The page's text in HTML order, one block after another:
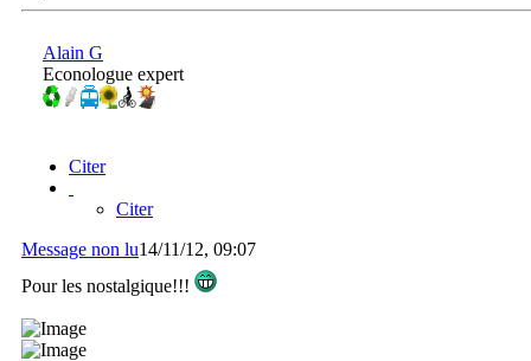
Alain G
Econologue expert
Citer
Citer
Message non lu14/11/12, 09:07
Pour les nostalgique!!!